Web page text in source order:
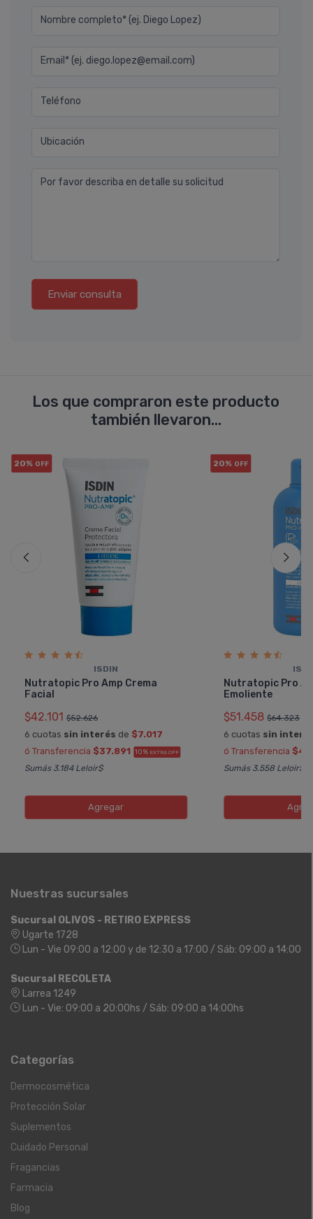
Nombre completo* (ej. Diego Lopez)
Email* (ej. diego.lopez@email.com)
Teléfono
Ubicación
Por favor describa en detalle su solicitud
Enviar consulta
Los que compraron este producto
también llevaron...
20% OFF
ISDIN
Nutratopic Pro Amp Crema
Facial
$42.101 $52.626
6 cuotas sin interés de $7.017
ó Transferencia $37.891 10% EXTRA OFF
Sumás 3.184 Leloir$
Agregar
20% OFF
Nutratopic Pro
Emoliente
$51.458 $64.323
6 cuotas sin
ó Transferencia
Sumás 3.558 Leloir$
Nuestras sucursales
Sucursal OLIVOS - RETIRO EXPRESS
Ugarte 1728
Lun - Vie 09:00 a 12:00 y de 12:30 a 17:00 / Sáb: 09:00 a 14:00
Sucursal RECOLETA
Larrea 1249
Lun - Vie: 09:00 a 20:00hs / Sáb: 09:00 a 14:00hs
Categorías
Dermocosmética
Protección Solar
Suplementos
Cuidado Personal
Fragancias
Farmacia
Blog